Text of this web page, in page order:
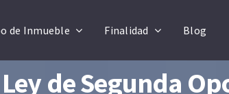
de Inmueble Finalidad Blog
de Segunda